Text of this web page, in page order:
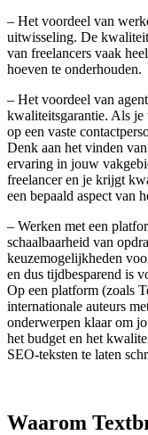
– Het voordeel van
uitwisseling. De
van freelancers vaak
hoeven te onderhouden.
– Het voordeel van
kwaliteitsgarantie. Als je
op een vaste
Denk aan het vinden
ervaring in jouw
freelancer en je krijgt
een bepaald aspect van
– Werken met een
schaalbaarheid van
keuzemogelijkheden
en dus tijdbesparend is
Op een platform (zoals
internationale auteurs
onderwerpen klaar om
het budget en het
SEO-teksten te laten
Waarom